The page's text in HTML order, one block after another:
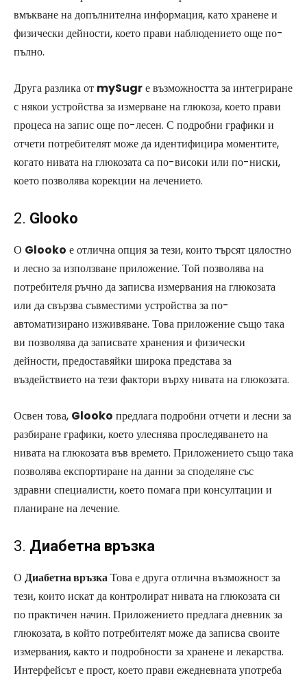
вмъкване на допълнителна информация, като хранене и
физически дейности, което прави наблюдението още по-
пълно.
Друга разлика от mySugrе възможността за интегриране
с някои устройства за измерване на глюкоза, което прави
процеса на запис още по-лесен. С подробни графики и
отчети потребителят може да идентифицира моментите,
когато нивата на глюкозата са по-високи или по-ниски,
което позволява корекции на лечението.
2. Glooko
О Glooko е отлична опция за тези, които търсят цялостно
и лесно за използване приложение. Той позволява на
потребителя ръчно да записва измервания на глюкозата
или да свързва съвместими устройства за по-
автоматизирано изживяване. Това приложение също така
ви позволява да записвате хранения и физически
дейности, предоставяйки широка представа за
въздействието на тези фактори върху нивата на глюкозата.
Освен това, Glooko предлага подробни отчети и лесни за
разбиране графики, което улеснява проследяването на
нивата на глюкозата във времето. Приложението също така
позволява експортиране на данни за споделяне със
здравни специалисти, което помага при консултации и
планиране на лечение.
3. Диабетна връзка
О Диабетна връзкаТова е друга отлична възможност за
тези, които искат да контролират нивата на глюкозата си
по практичен начин. Приложението предлага дневник за
глюкозата, в който потребителят може да записва своите
измервания, както и подробности за хранене и лекарства.
Интерфейсът е прост, което прави ежедневната употреба